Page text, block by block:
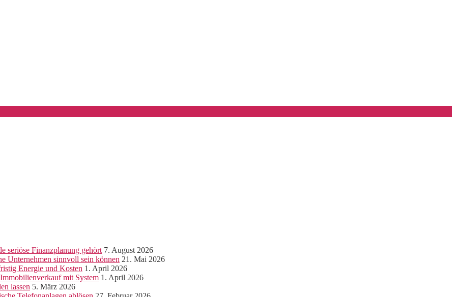
seriöse Finanzplanung gehört 7. August 2026
Unternehmen sinnvoll sein können 21. Mai 2026
Energie und Kosten 1. April 2026
mit System 1. April 2026
lassen 5. März 2026